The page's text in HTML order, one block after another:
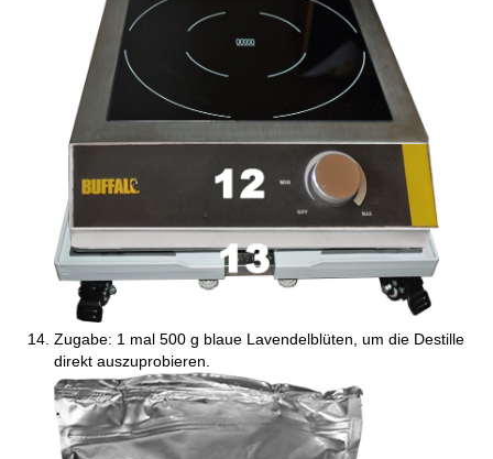
Zugabe: 1 mal 500 g blaue Lavendelblüten, um die Destille
direkt auszuprobieren.